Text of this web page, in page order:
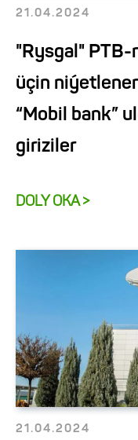
21.04.2024
"Rysgal" PTB-
üçin
“Mobil bank”
giriziler
DOLY OKA >
21.04.2024